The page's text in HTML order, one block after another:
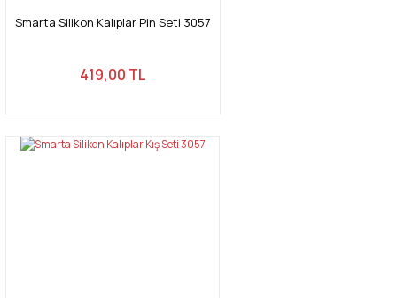
Smarta Silikon Kalıplar Pin Seti 3057
419,00 TL